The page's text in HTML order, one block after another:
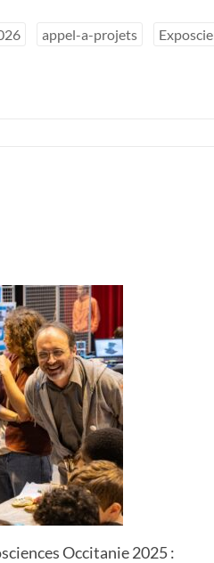
appel-a-projets
Occitanie 2025 :